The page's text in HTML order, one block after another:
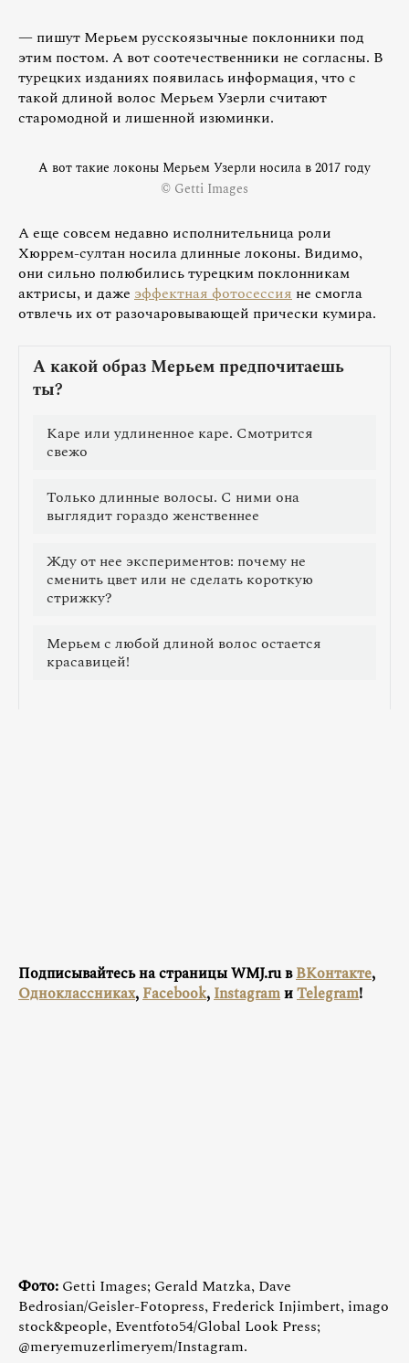
— пишут Мерьем русскоязычные поклонники под
этим постом. А вот соотечественники не согласны. В
турецких изданиях появилась информация, что с
такой длиной волос Мерьем Узерли считают
старомодной и лишенной изюминки.
А вот такие локоны Мерьем Узерли носила в 2017 году
© Getti Images
А еще совсем недавно исполнительница роли
Хюррем-султан носила длинные локоны. Видимо,
они сильно полюбились турецким поклонникам
актрисы, и даже эффектная фотосессия не смогла
отвлечь их от разочаровывающей прически кумира.
Подписывайтесь на страницы WMJ.ru вВКонтакте,
Одноклассниках,Facebook,InstagramиTelegram!
Фото: Getti Images; Gerald Matzka, Dave
Bedrosian/Geisler-Fotopress, Frederick Injimbert, imago
stock&people, Eventfoto54/Global Look Press;
@meryemuzerlimeryem/Instagram.